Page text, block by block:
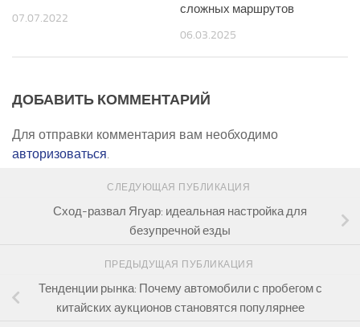
07.07.2022
сложных маршрутов
06.03.2025
ДОБАВИТЬ КОММЕНТАРИЙ
Для отправки комментария вам необходимо
авторизоваться.
СЛЕДУЮЩАЯ ПУБЛИКАЦИЯ
Сход-развал Ягуар: идеальная настройка для
безупречной езды
ПРЕДЫДУЩАЯ ПУБЛИКАЦИЯ
Тенденции рынка: Почему автомобили с пробегом с
китайских аукционов становятся популярнее